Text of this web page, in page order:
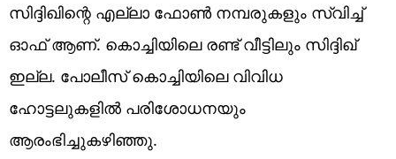
സിദ്ദിഖിന്റെ എല്ലാ ഫോണ്‍ നമ്പരുകളും സ്വിച്ച്
ഓഫ് ആണ്. കൊച്ചിയിലെ രണ്ട് വീട്ടിലും സിദ്ദിഖ്
ഇല്ല. പോലീസ് കൊച്ചിയിലെ വിവിധ
ഹോട്ടലുകളില്‍ പരിശോധനയും
ആരംഭിച്ചുകഴിഞ്ഞു.